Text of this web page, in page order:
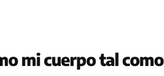
mi cuerpo tal como